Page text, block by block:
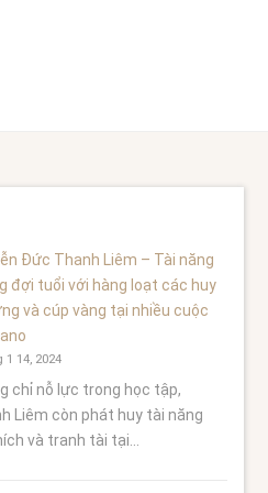
Đức Thanh Liêm – Tài năng
đợi tuổi với hàng loạt các huy
và cúp vàng tại nhiều cuộc
1 14, 2024
chỉ nỗ lực trong học tập,
Liêm còn phát huy tài năng
và tranh tài tại...